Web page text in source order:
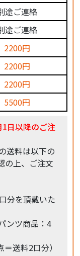
途ご連絡
途ご連絡
2200円
2200円
2200円
5500円
1日以降のご注
送料は以下の
の上、ご注文
分を頂戴いた
ンツ商品：4
送料2口分）